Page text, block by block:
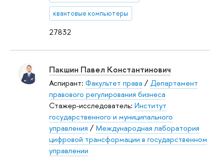
27832
квантовые компьютеры
Пакшин Павел Константинович
Аспирант: Факультет права /Департамент
правового регулирования бизнеса
Стажер-исследователь: Институт
государственного и муниципального
управления /Международная лаборатория
цифровой трансформации в государственном
управлении